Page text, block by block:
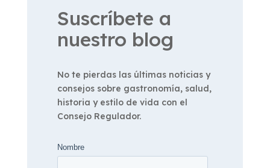
Suscríbete a
nuestro blog
No te pierdas las últimas noticias y
consejos sobre gastronomía, salud,
historia y estilo de vida con el
Consejo Regulador.